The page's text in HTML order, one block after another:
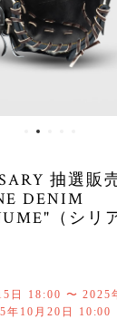
抽選販
DENIM
（シリ
日 18:00 〜 2025
年10月20日 10:00